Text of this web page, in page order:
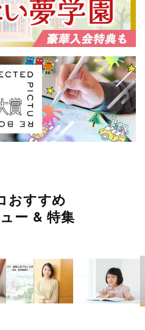
おすすめ
ー & 特集